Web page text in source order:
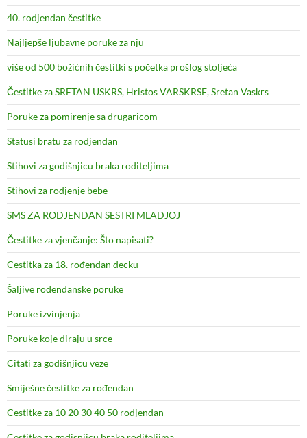
40. rodjendan čestitke
Najljepše ljubavne poruke za nju
više od 500 božićnih čestitki s početka prošlog stoljeća
Čestitke za SRETAN USKRS, Hristos VARSKRSE, Sretan Vaskrs
Poruke za pomirenje sa drugaricom
Statusi bratu za rodjendan
Stihovi za godišnjicu braka roditeljima
Stihovi za rodjenje bebe
SMS ZA RODJENDAN SESTRI MLADJOJ
Čestitke za vjenčanje: Što napisati?
Cestitka za 18. rođendan decku
Šaljive rođendanske poruke
Poruke izvinjenja
Poruke koje diraju u srce
Citati za godišnjicu veze
Smiješne čestitke za rođendan
Cestitke za 10 20 30 40 50 rodjendan